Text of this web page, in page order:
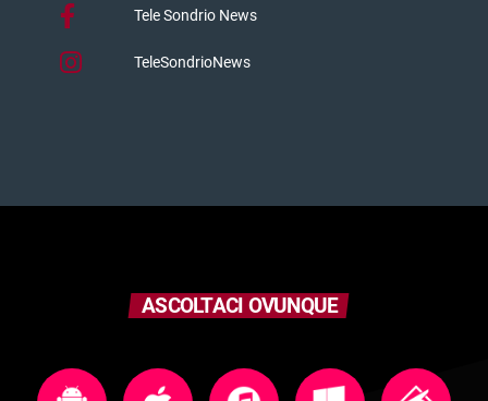
Tele Sondrio News
TeleSondrioNews
ASCOLTACI OVUNQUE